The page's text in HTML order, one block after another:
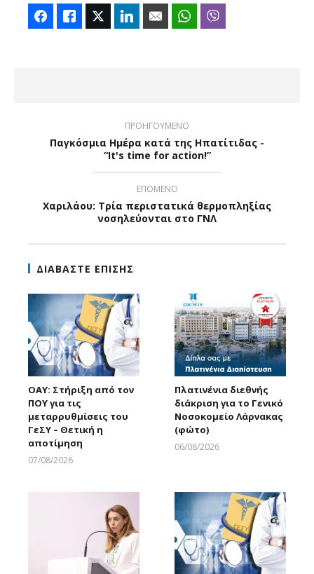
FacebookLike Twitter LinkedIn Email WhatsApp
ΠΡΟΗΓΟΥΜΕΝΟ
Παγκόσμια Ημέρα κατά της Ηπατίτιδας -
“It's time for action!”
ΕΠΟΜΕΝΟ
Χαριλάου: Τρία περιστατικά θερμοπληξίας
νοσηλεύονται στο ΓΝΛ
ΔΙΑΒΑΣΤΕ ΕΠΙΣΗΣ
ΟΑΥ: Στήριξη από τον
ΠΟΥ για τις
μεταρρυθμίσεις του
ΓεΣΥ – Θετική η
αποτίμηση
07/08/2026
Πλατινένια διεθνής
διάκριση για το Γενικό
Νοσοκομείο Λάρνακας
(φώτο)
06/08/2026